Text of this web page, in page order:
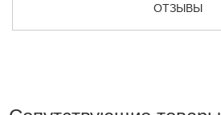
ОТЗЫВЫ